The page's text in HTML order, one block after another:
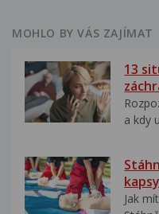
MOHLO BY VÁS ZAJÍMAT
13
a kdy
kapsy
Jak